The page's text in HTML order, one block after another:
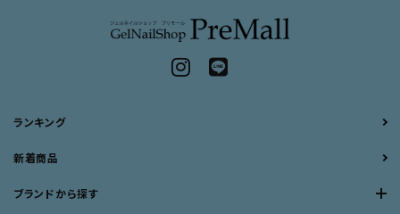
ランキング
新着商品
ブランドから探す